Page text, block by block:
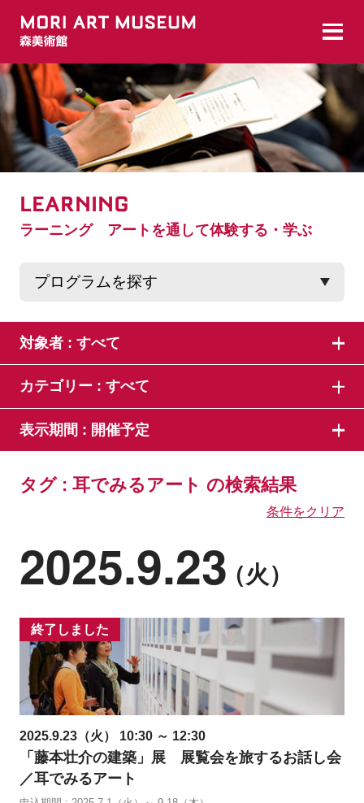
LEARNING
ラーニング アートを通して体験する・学ぶ
対象者 : すべて
カテゴリー : すべて
表示期間 : 開催予定
タグ : 耳でみるアート の検索結果
条件をクリア
2025.9.23（火）
終了しました
2025.9.23（火） 10:30 ～ 12:30
「藤本壮介の建築」展 展覧会を旅するお話し会
／耳でみるアート